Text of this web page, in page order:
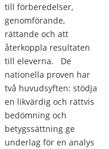
till förberedelser,
genomförande,
rättande och att
återkoppla resultaten
till eleverna. De
nationella proven har
två huvudsyften: stödja
en likvärdig och rättvis
bedömning och
betygssättning ge
underlag för en analys